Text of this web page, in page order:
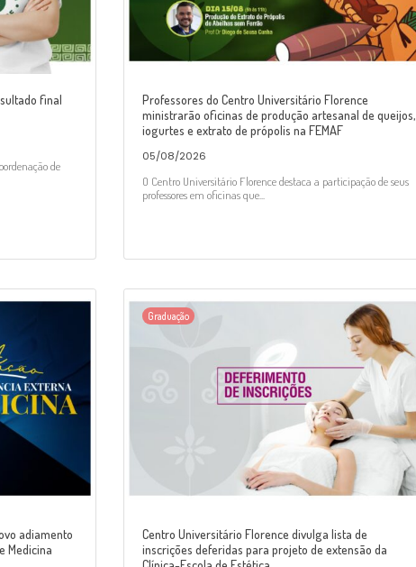
final
de
Professores do Centro Universitário Florence
ministrarão oficinas de produção artesanal de queijos,
iogurtes e extrato de própolis na FEMAF
05/08/2026
O Centro Universitário Florence destaca a participação de seus
professores em oficinas que...
adiamento
Medicina
Graduação
Centro Universitário Florence divulga lista de
inscrições deferidas para projeto de extensão da